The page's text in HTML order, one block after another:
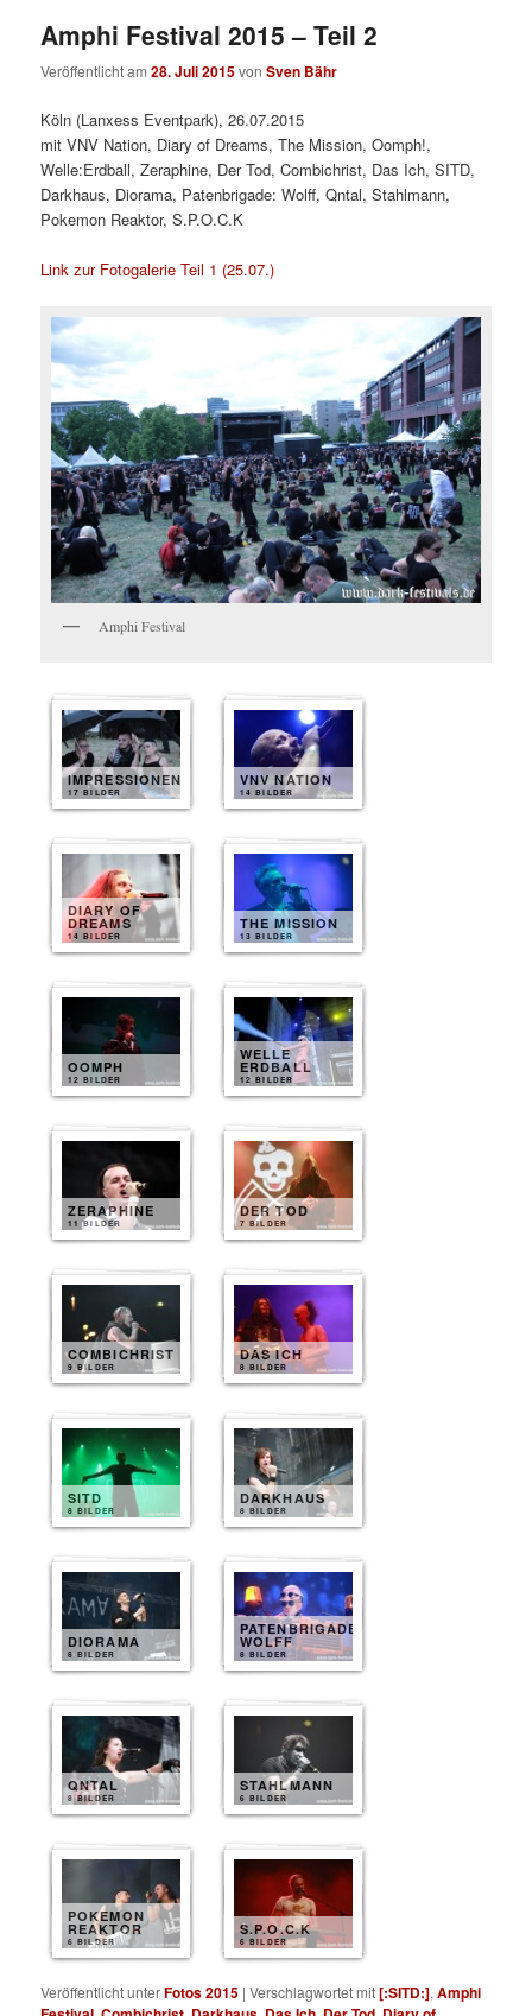
Amphi Festival 2015 – Teil 2
Veröffentlicht am28. Juli 2015vonSven Bähr
Köln (Lanxess Eventpark), 26.07.2015
mit VNV Nation, Diary of Dreams, The Mission, Oomph!,
Welle:Erdball, Zeraphine, Der Tod, Combichrist, Das Ich, SITD,
Darkhaus, Diorama, Patenbrigade: Wolff, Qntal, Stahlmann,
Pokemon Reaktor, S.P.O.C.K
Link zur Fotogalerie Teil 1 (25.07.)
Amphi Festival
IMPRESSIONEN
17 BILDER
VNV NATION
14 BILDER
DIARY OF
DREAMS
14 BILDER
THE MISSION
13 BILDER
OOMPH
12 BILDER
WELLE
ERDBALL
12 BILDER
ZERAPHINE
11 BILDER
DER TOD
7 BILDER
COMBICHRIST
9 BILDER
DAS ICH
8 BILDER
SITD
8 BILDER
DARKHAUS
8 BILDER
DIORAMA
8 BILDER
PATENBRIGADE
WOLFF
8 BILDER
QNTAL
8 BILDER
STAHLMANN
6 BILDER
POKEMON
REAKTOR
6 BILDER
S.P.O.C.K
6 BILDER
Veröffentlicht unterFotos 2015 |Verschlagwortet mit[:SITD:],Amphi